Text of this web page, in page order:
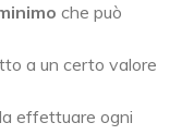
che può
a un certo valore
effettuare ogni